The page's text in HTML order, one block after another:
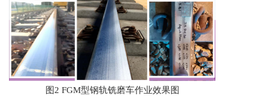
图 2 FGM型钢轨铣磨车作业效果图